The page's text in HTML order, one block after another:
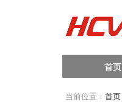
首页
当前位置： 首页